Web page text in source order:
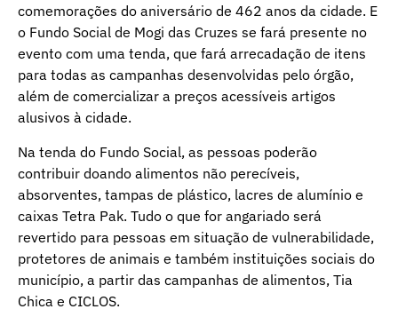
comemorações do aniversário de 462 anos da cidade. E
o Fundo Social de Mogi das Cruzes se fará presente no
evento com uma tenda, que fará arrecadação de itens
para todas as campanhas desenvolvidas pelo órgão,
além de comercializar a preços acessíveis artigos
alusivos à cidade.
Na tenda do Fundo Social, as pessoas poderão
contribuir doando alimentos não perecíveis,
absorventes, tampas de plástico, lacres de alumínio e
caixas Tetra Pak. Tudo o que for angariado será
revertido para pessoas em situação de vulnerabilidade,
protetores de animais e também instituições sociais do
município, a partir das campanhas de alimentos, Tia
Chica e CICLOS.